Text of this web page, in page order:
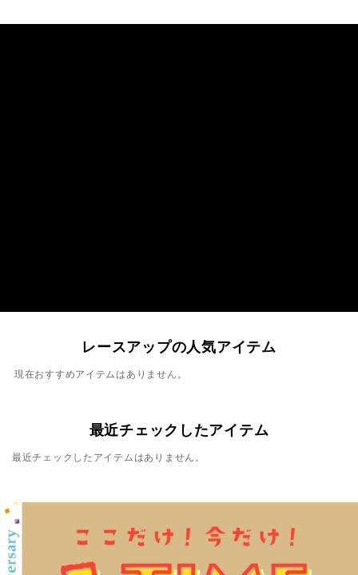
レースアップの人気アイテム
現在おすすめアイテムはありません。
最近チェックしたアイテム
最近チェックしたアイテムはありません。